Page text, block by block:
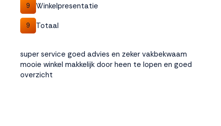
9 Winkelpresentatie
9 Totaal
super service goed advies en zeker vakbekwaam
mooie winkel makkelijk door heen te lopen en goed
overzicht